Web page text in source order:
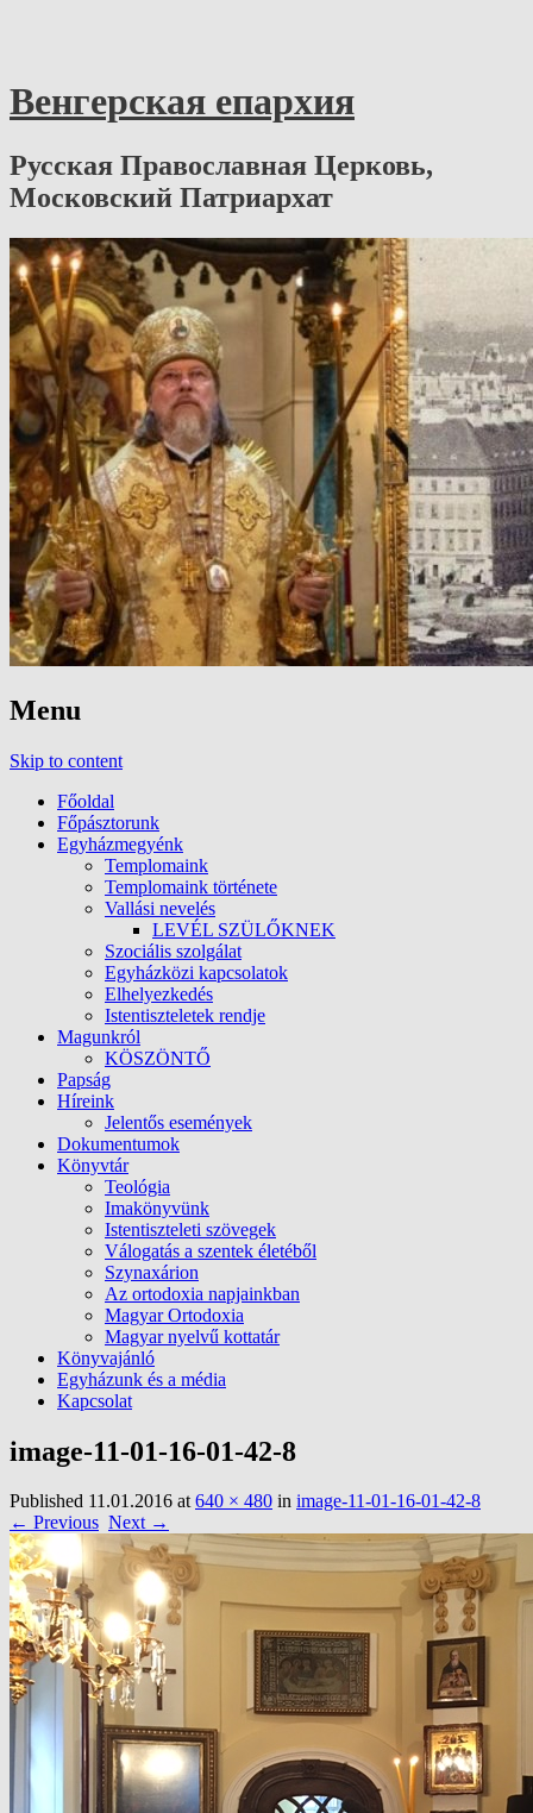
Венгерская епархия
Русская Православная Церковь,
Московский Патриархат
Menu
Skip to content
Főoldal
Főpásztorunk
Egyházmegyénk
Templomaink
Templomaink története
Vallási nevelés
LEVÉL SZÜLŐKNEK
Szociális szolgálat
Egyházközi kapcsolatok
Elhelyezkedés
Istentiszteletek rendje
Magunkról
KÖSZÖNTŐ
Papság
Híreink
Jelentős események
Dokumentumok
Könyvtár
Teológia
Imakönyvünk
Istentiszteleti szövegek
Válogatás a szentek életéből
Szynaxárion
Az ortodoxia napjainkban
Magyar Ortodoxia
Magyar nyelvű kottatár
Könyvajánló
Egyházunk és a média
Kapcsolat
image-11-01-16-01-42-8
Published 11.01.2016 at640 × 480 in image-11-01-16-01-42-8
← Previous Next →